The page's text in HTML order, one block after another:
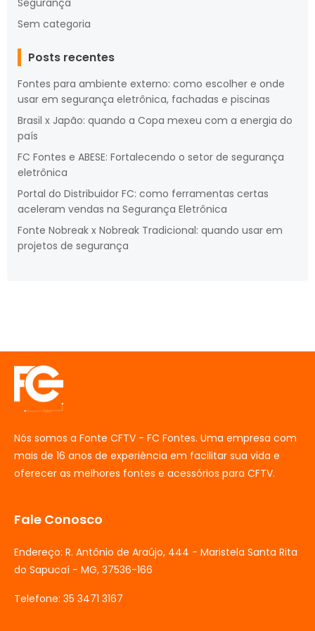
Segurança
Sem categoria
Posts recentes
Fontes para ambiente externo: como escolher e onde
usar em segurança eletrônica, fachadas e piscinas
Brasil x Japão: quando a Copa mexeu com a energia do
país
FC Fontes e ABESE: Fortalecendo o setor de segurança
eletrônica
Portal do Distribuidor FC: como ferramentas certas
aceleram vendas na Segurança Eletrônica
Fonte Nobreak x Nobreak Tradicional: quando usar em
projetos de segurança
Nós somos a Fonte CFTV - FC Fontes. Uma empresa com
mais de 16 anos de experiência em facilitar sua vida e
oferecer as melhores fontes e acessórios para CFTV.
Fale Conosco
Endereço: R. Antônio de Araújo, 444 - Maristela Santa Rita
do Sapucaí - MG, 37536-166
Telefone: 35 3471 3167